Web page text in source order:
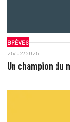
BRÈVES
25/02/2025
Un champion du